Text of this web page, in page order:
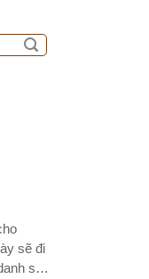
sẽ đi
sự